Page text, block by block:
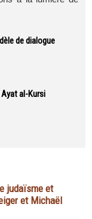
de dialogue
al-Kursi
judaïsme et
et Michaël